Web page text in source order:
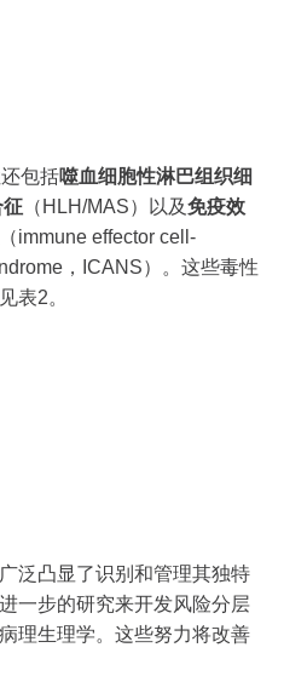
包括噬血细胞性淋巴组织细
征 （HLH/MAS）以及免疫效
（immune effector cell‐
，ICANS）。这些毒性
表2。
泛凸显了识别和管理其独特
一步的研究来开发风险分层
理生理学。这些努力将改善